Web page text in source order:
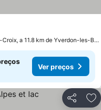
Sainte-Croix, a 11.8 km de Yverdon-les-Bains
Ver preços
Partilhar